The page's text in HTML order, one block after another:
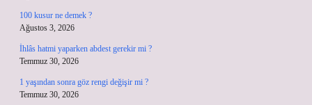
100 kusur ne demek ?
Ağustos 3, 2026
İhlâs hatmi yaparken abdest gerekir mi ?
Temmuz 30, 2026
1 yaşından sonra göz rengi değişir mi ?
Temmuz 30, 2026